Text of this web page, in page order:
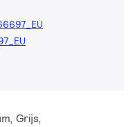
Grijs,